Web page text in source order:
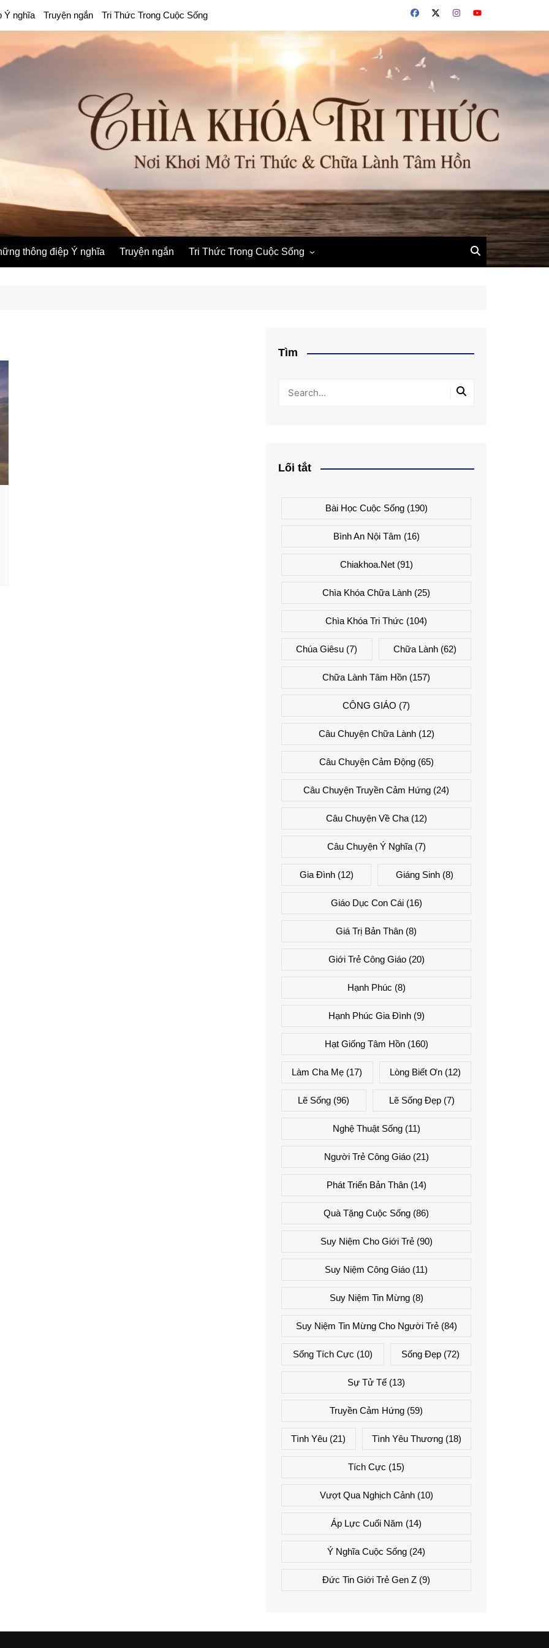
Ý nghĩa Truyện ngắn Tri Thức Trong Cuộc Sống
thông điệp Ý nghĩa Truyện ngắn Tri Thức Trong Cuộc Sống
Tìm
Lối tắt
Bài Học Cuộc Sống(190)
Bình An Nội Tâm (16)
Chiakhoa.net(91)
Chìa Khóa Chữa Lành (25)
Chìa Khóa Tri Thức (104)
Chúa Giêsu (7) Chữa Lành(62)
Chữa Lành Tâm Hồn (157)
CÔNG GIÁO (7)
Câu Chuyện Chữa Lành(12)
Câu Chuyện Cảm Động(65)
Câu Chuyện Truyền Cảm Hứng (24)
Câu Chuyện Về Cha(12)
Câu Chuyện Ý Nghĩa(7)
Gia Đình(12) Giáng Sinh(8)
Giáo Dục Con Cái(16)
Giá Trị Bản Thân (8)
Giới Trẻ Công Giáo(20)
Hạnh Phúc (8)
Hạnh Phúc Gia Đình(9)
Hạt Giống Tâm Hồn(160)
Làm Cha Mẹ (17) Lòng Biết Ơn(12)
Lẽ Sống (96) Lẽ Sống Đẹp(7)
Nghệ Thuật Sống(11)
Người Trẻ Công Giáo(21)
Phát Triển Bản Thân(14)
Quà Tặng Cuộc Sống (86)
Suy Niệm Cho Giới Trẻ(90)
Suy Niệm Công Giáo (11)
Suy Niệm Tin Mừng(8)
Suy Niệm Tin Mừng Cho Người Trẻ(84)
Sống Tích Cực (10) Sống Đẹp (72)
Sự Tử Tế (13)
Truyền Cảm Hứng (59)
Tình Yêu (21) Tình Yêu Thương(18)
Tích Cực (15)
Vượt Qua Nghịch Cảnh(10)
Áp Lực Cuối Năm (14)
Ý Nghĩa Cuộc Sống (24)
Đức Tin Giới Trẻ Gen Z (9)